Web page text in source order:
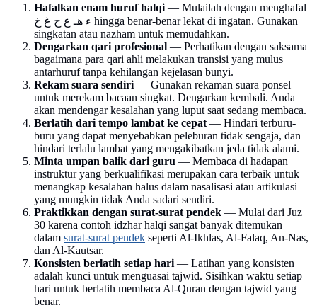
Hafalkan enam huruf halqi — Mulailah dengan menghafal
ء هـ ع ح غ خ hingga benar-benar lekat di ingatan. Gunakan
singkatan atau nazham untuk memudahkan.
Dengarkan qari profesional — Perhatikan dengan saksama
bagaimana para qari ahli melakukan transisi yang mulus
antarhuruf tanpa kehilangan kejelasan bunyi.
Rekam suara sendiri — Gunakan rekaman suara ponsel
untuk merekam bacaan singkat. Dengarkan kembali. Anda
akan mendengar kesalahan yang luput saat sedang membaca.
Berlatih dari tempo lambat ke cepat — Hindari terburu-
buru yang dapat menyebabkan peleburan tidak sengaja, dan
hindari terlalu lambat yang mengakibatkan jeda tidak alami.
Minta umpan balik dari guru — Membaca di hadapan
instruktur yang berkualifikasi merupakan cara terbaik untuk
menangkap kesalahan halus dalam nasalisasi atau artikulasi
yang mungkin tidak Anda sadari sendiri.
Praktikkan dengan surat-surat pendek — Mulai dari Juz
30 karena contoh idzhar halqi sangat banyak ditemukan
dalam surat-surat pendek seperti Al-Ikhlas, Al-Falaq, An-Nas,
dan Al-Kautsar.
Konsisten berlatih setiap hari — Latihan yang konsisten
adalah kunci untuk menguasai tajwid. Sisihkan waktu setiap
hari untuk berlatih membaca Al-Quran dengan tajwid yang
benar.